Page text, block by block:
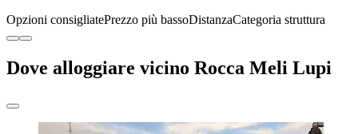
Opzioni consigliatePrezzo più bassoDistanzaCategoria struttura
Dove alloggiare vicino Rocca Meli Lupi